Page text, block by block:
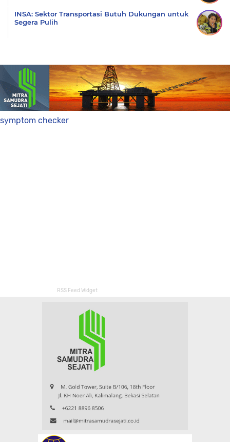
INSA: Sektor Transportasi Butuh Dukungan untuk
Segera Pulih
symptom checker
RSS Feed Widget